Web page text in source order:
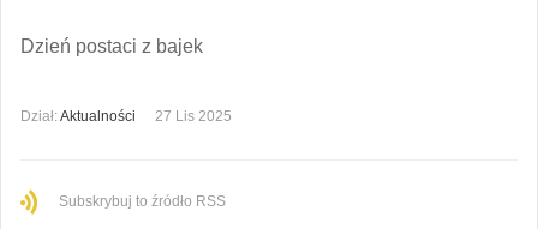
Dzień postaci z bajek
Dział:Aktualności 27 Lis 2025
Subskrybuj to źródło RSS